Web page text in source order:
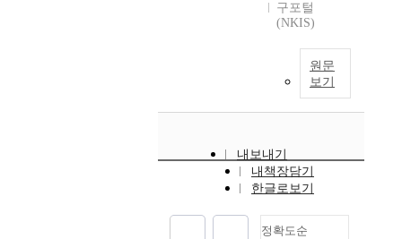
구포털
(NKIS)
원문
보기
내보내기
내책장담기
한글로보기
정확도순